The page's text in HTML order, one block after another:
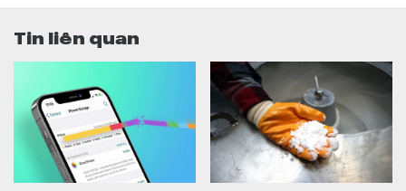
Tin liên quan